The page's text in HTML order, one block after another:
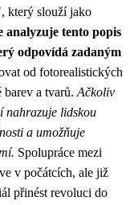
který slouží jako
analyzuje tento popis
odpovídá zadaným
od fotorealistických
barev a tvarů. Ačkoliv
nahrazuje lidskou
a umožňuje
Spolupráce mezi
v počátcích, ale již
přinést revoluci do